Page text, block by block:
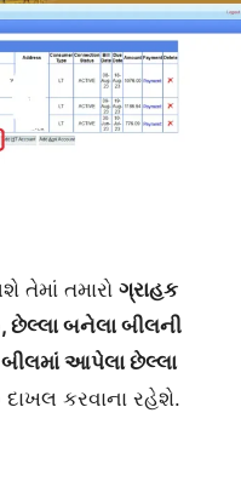
તમારો ગ્રાહક
બનેલા બીલની
આપેલા છેલ્લા
દાખલ કરવાના રહેશે.